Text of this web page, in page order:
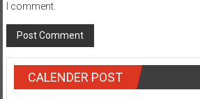
I comment.
CALENDER POST